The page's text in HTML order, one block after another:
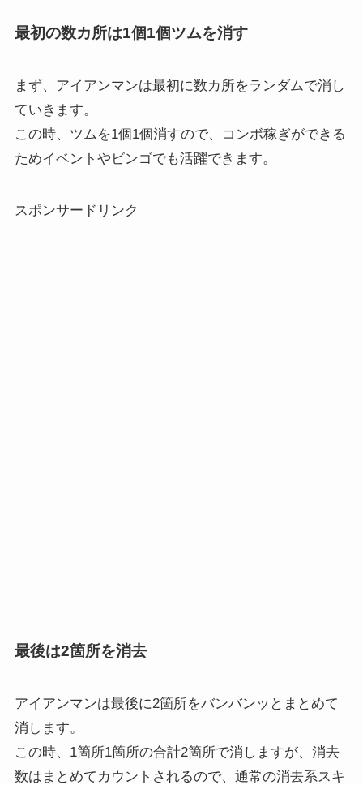
最初の数カ所は1個1個ツムを消す
まず、アイアンマンは最初に数カ所をランダムで消し
ていきます。
この時、ツムを1個1個消すので、コンボ稼ぎができる
ためイベントやビンゴでも活躍できます。
スポンサードリンク
最後は2箇所を消去
アイアンマンは最後に2箇所をバンバンッとまとめて
消します。
この時、1箇所1箇所の合計2箇所で消しますが、消去
数はまとめてカウントされるので、通常の消去系スキ